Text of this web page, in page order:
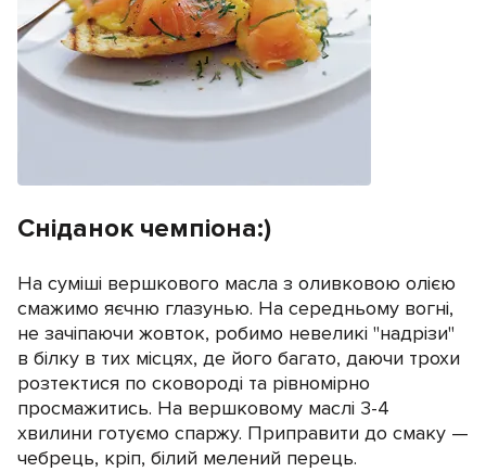
Сніданок чемпіона:)
На суміші вершкового масла з оливковою олією
смажимо яєчню глазунью. На середньому вогні,
не зачіпаючи жовток, робимо невеликі "надрізи"
в білку в тих місцях, де його багато, даючи трохи
розтектися по сковороді та рівномірно
просмажитись. На вершковому маслі 3-4
хвилини готуємо спаржу. Приправити до смаку —
чебрець, кріп, білий мелений перець.